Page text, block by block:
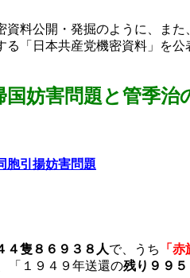
料公開・発掘のように、また
「日本共産党機密資料」を公
国妨害問題と管季治
胞引揚妨害問題
４隻８６９３８人で、うち 「
「１９４９年送還の残り９９５